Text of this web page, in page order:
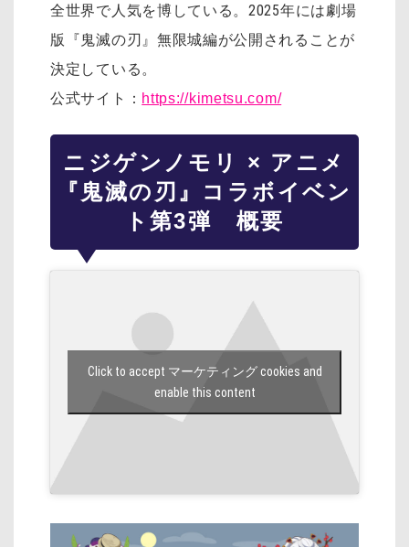
全世界で人気を博している。2025年には劇場
版『鬼滅の刃』無限城編が公開されることが
決定している。
公式サイト： https://kimetsu.com/
ニジゲンノモリ × アニメ
『鬼滅の刃』コラボイベン
ト第3弾 概要
Click to accept マーケティング cookies and
enable this content